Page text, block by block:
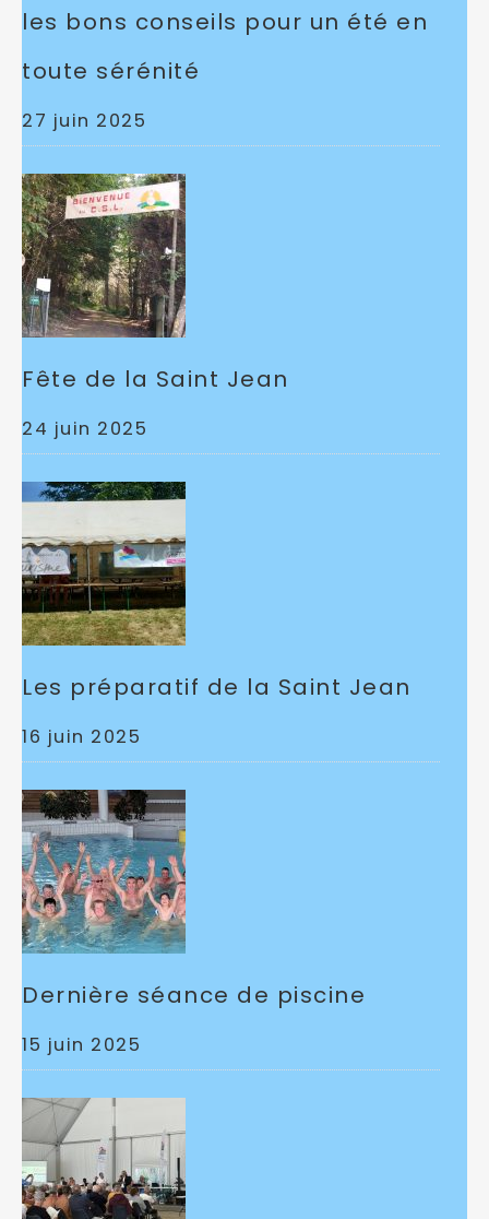
les bons conseils pour un été en
toute sérénité
27 juin 2025
Fête de la Saint Jean
24 juin 2025
Les préparatif de la Saint Jean
16 juin 2025
Dernière séance de piscine
15 juin 2025